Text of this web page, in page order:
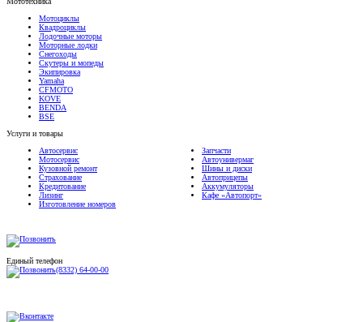
Мотоциклы
Квадроциклы
Лодочные моторы
Моторные лодки
Снегоходы
Скутеры и мопеды
Экипировка
Yamaha
CFMOTO
KOVE
BENDA
BSE
Услуги и товары
Автосервис
Мотосервис
Кузовной ремонт
Страхование
Кредитование
Лизинг
Изготовление номеров
Автоунивермаг
Шины и диски
Автоприцепы
Аккумуляторы
Кафе «Автопорт»
Единый телефон